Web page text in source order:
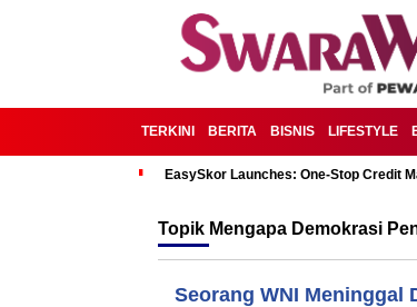
TERKINI BERITA BISNIS LIFESTYLE
EasySkor Launches: One-Stop Credit
Topik Mengapa Demokrasi
Seorang WNI Meninggal